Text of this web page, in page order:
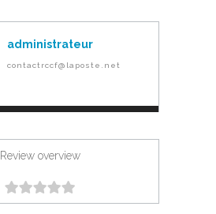
administrateur
contactrccf@laposte.net
Review overview